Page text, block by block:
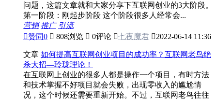
问题，这篇文章就和大家分享下互联网创业的3大阶段。
第一阶段：刚起步阶段 这个阶段很多人经常会...
营销 推广 引流
赞同0  808浏览  0评论 七夜魔君 2022-06-14 11:36
文章 如何提高互联网创业项目的成功率？互联网老鸟绝
杀大招—玲珑理论！
在互联网上创业的很多人都是操作一个项目，有时方法
和技术掌握不好项目就会失败，出现零收入的尴尬情
况，这个时候还需要重新开始。不过，互联网老鸟往往